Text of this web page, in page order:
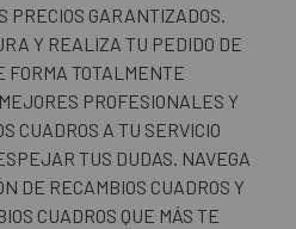
PRECIOS GARANTIZADOS.
Y REALIZA TU PEDIDO DE
FORMA TOTALMENTE
PROFESIONALES Y
CUADROS A TU SERVICIO
TUS DUDAS. NAVEGA
DE RECAMBIOS CUADROS Y
CUADROS QUE MÁS TE